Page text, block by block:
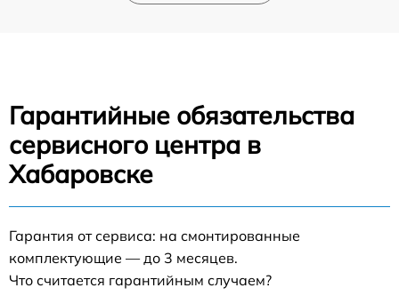
Гарантийные обязательства
сервисного центра в
Хабаровске
Гарантия от сервиса: на смонтированные
комплектующие — до 3 месяцев.
Что считается гарантийным случаем?